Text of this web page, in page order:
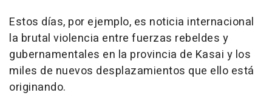
Estos días, por ejemplo, es noticia internacional
la brutal violencia entre fuerzas rebeldes y
gubernamentales en la provincia de Kasai y los
miles de nuevos desplazamientos que ello está
originando.